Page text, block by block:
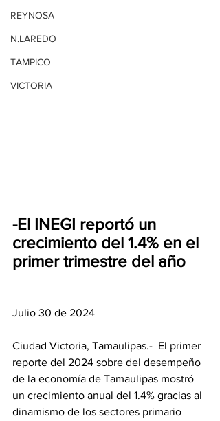
REYNOSA
N.LAREDO
TAMPICO
VICTORIA
-El INEGI reportó un
crecimiento del 1.4% en el
primer trimestre del año
Julio 30 de 2024
Ciudad Victoria, Tamaulipas.-  El primer
reporte del 2024 sobre del desempeño
de la economía de Tamaulipas mostró
un crecimiento anual del 1.4% gracias al
dinamismo de los sectores primario